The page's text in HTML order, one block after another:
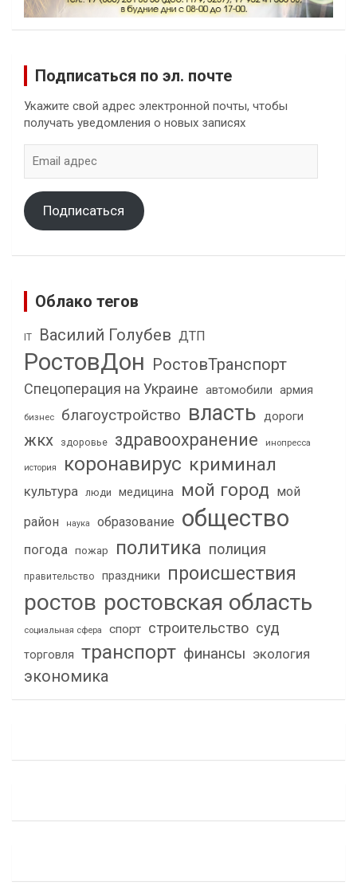
Подписаться по эл. почте
Укажите свой адрес электронной почты, чтобы
получать уведомления о новых записях
адрес
Подписаться
Облако тегов
IT Василий Голубев ДТП
РостовДон РостовТранспорт
Спецоперация на Украине автомобили армия
бизнес благоустройство власть дороги
жкх здоровье здравоохранение инопресса
история коронавирус криминал
культура люди медицина мой город мой
район
наука образование общество
погода пожар политика полиция
правительство праздники происшествия
ростов ростовская область
социальная сфера спорт строительство суд
торговля транспорт финансы экология
экономика